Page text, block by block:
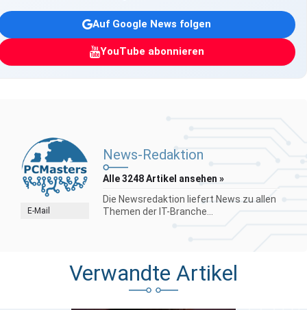
Auf Google News folgen
YouTube abonnieren
E-Mail
News-Redaktion
Alle 3248 Artikel ansehen »
Die Newsredaktion liefert News zu allen
Themen der IT-Branche...
Verwandte Artikel